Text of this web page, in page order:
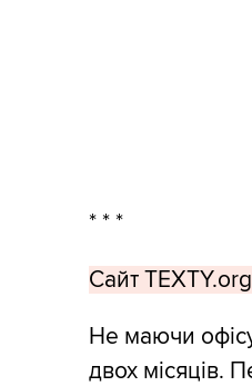
* * *
Сайт
Не маючи
двох місяців.